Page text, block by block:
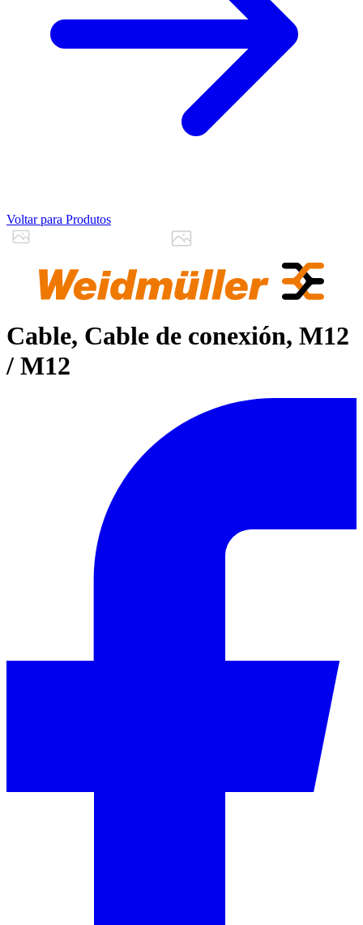
Voltar para Produtos
Cable, Cable de conexión, M12
/ M12